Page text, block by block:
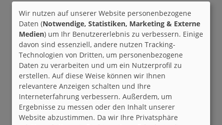
Wir nutzen auf unserer Website personenbezogene
Daten (Notwendige, Statistiken, Marketing & Externe
Medien) um Ihr Benutzererlebnis zu verbessern. Einige
davon sind essenziell, andere nutzen Tracking-
Technologien von Dritten, um personenbezogene
Daten zu verarbeiten und um ein Nutzerprofil zu
erstellen. Auf diese Weise können wir Ihnen
relevantere Anzeigen schalten und Ihre
Interneterfahrung verbessern. Außerdem, um
Ergebnisse zu messen oder den Inhalt unserer
Website abzustimmen. Da wir Ihre Privatsphäre